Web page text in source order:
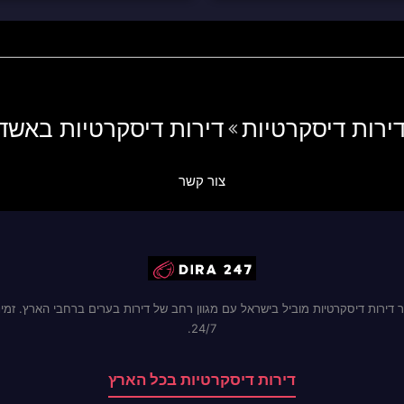
דיסקרטיות דירות דיסקרטיות
צור קשר
דירות דיסקרטיות מוביל בישראל עם מגוון רחב של דירות בערים ברחבי הארץ.
24/7.
דירות דיסקרטיות בכל הארץ